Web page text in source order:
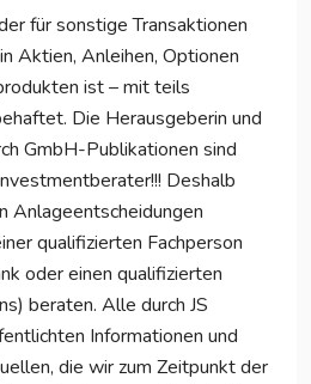
für sonstige Transaktionen
Aktien, Anleihen, Optionen
ist – mit teils
Die Herausgeberin und
GmbH-Publikationen sind
Deshalb
Anlageentscheidungen
qualifizierten Fachperson
oder einen qualifizierten
beraten. Alle durch JS
Informationen und
die wir zum Zeitpunkt der